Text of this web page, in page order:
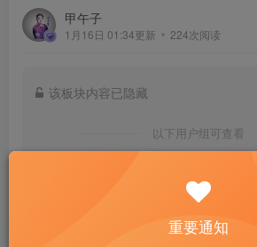
甲午子
1月16日 01:34更新 224次阅读
该板块内容已隐藏
以下用户组可查看
学员班及以上会员
登录后查看我的权限
重要通知